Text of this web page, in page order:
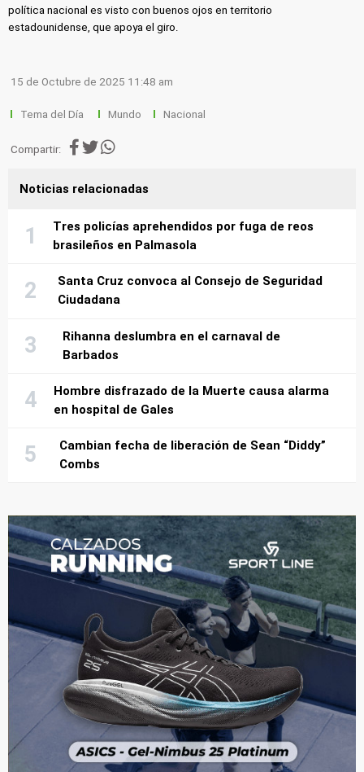
política nacional es visto con buenos ojos en territorio
estadounidense, que apoya el giro.
15 de Octubre de 2025 11:48 am
Tema del Día Mundo Nacional
Compartir:
Noticias relacionadas
Tres policías aprehendidos por fuga de reos
brasileños en Palmasola
Santa Cruz convoca al Consejo de Seguridad
Ciudadana
Rihanna deslumbra en el carnaval de
Barbados
Hombre disfrazado de la Muerte causa alarma
en hospital de Gales
Cambian fecha de liberación de Sean “Diddy”
Combs